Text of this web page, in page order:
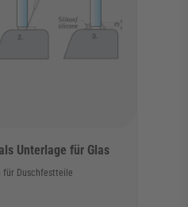
Unterlage für Glas
für Duschfestteile